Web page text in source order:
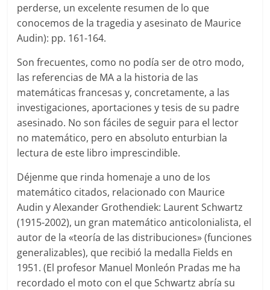
perderse, un excelente resumen de lo que
conocemos de la tragedia y asesinato de Maurice
Audin): pp. 161-164.
Son frecuentes, como no podía ser de otro modo,
las referencias de MA a la historia de las
matemáticas francesas y, concretamente, a las
investigaciones, aportaciones y tesis de su padre
asesinado. No son fáciles de seguir para el lector
no matemático, pero en absoluto enturbian la
lectura de este libro imprescindible.
Déjenme que rinda homenaje a uno de los
matemático citados, relacionado con Maurice
Audin y Alexander Grothendiek: Laurent Schwartz
(1915-2002), un gran matemático anticolonialista, el
autor de la «teoría de las distribuciones» (funciones
generalizables), que recibió la medalla Fields en
1951. (El profesor Manuel Monleón Pradas me ha
recordado el moto con el que Schwartz abría su